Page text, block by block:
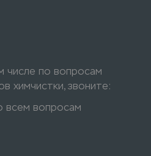
числе по вопросам
химчистки, звоните:
всем вопросам